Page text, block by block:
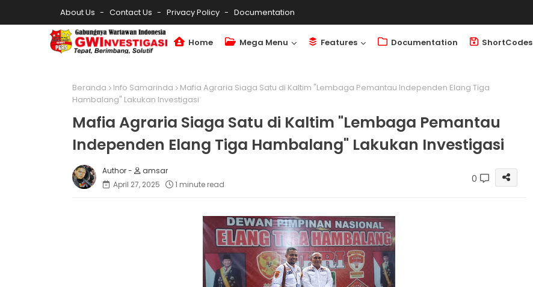
About Us Contact Us Privacy Policy Documentation
Home Mega Menu Features Documentation ShortCodes
Beranda Info Samarinda
Mafia Agraria Siaga Satu di Kaltim "Lembaga Pemantau Independen Elang Tiga
Hambalang" Lakukan Investigasi
Mafia Agraria Siaga Satu di Kaltim "Lembaga Pemantau
Independen Elang Tiga Hambalang" Lakukan Investigasi
amsar
April 27, 2025
1 minute read 0